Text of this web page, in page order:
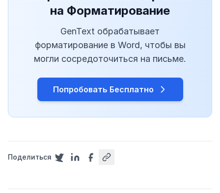
на Форматирование
GenText обрабатывает
форматирование в Word, чтобы вы
могли сосредоточиться на письме.
Попробовать Бесплатно
Поделиться